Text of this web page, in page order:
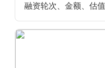
融资轮次、金额、估